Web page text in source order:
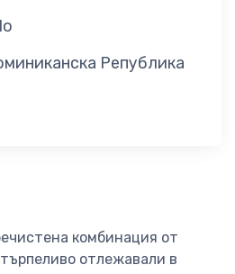
Република
комбинация от
отлежавали в